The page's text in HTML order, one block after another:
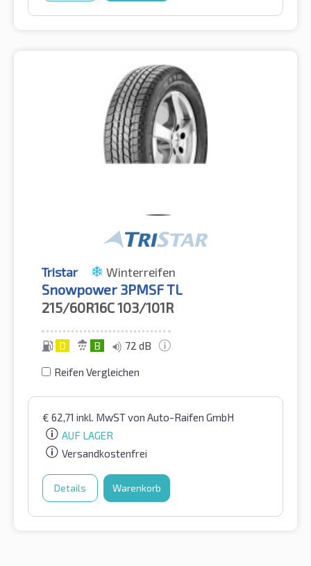
Tristar Winterreifen
Snowpower 3PMSF TL
215/60R16C103/101R
D B 72 dB
Reifen Vergleichen
€ 62,71 inkl. MwSTvon Auto-Raifen GmbH
AUF LAGER
Versandkostenfrei
Details Warenkorb